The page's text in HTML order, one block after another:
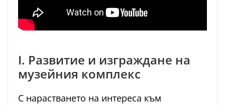
I. Развитие и изграждане на
музейния комплекс
С нарастването на интереса към